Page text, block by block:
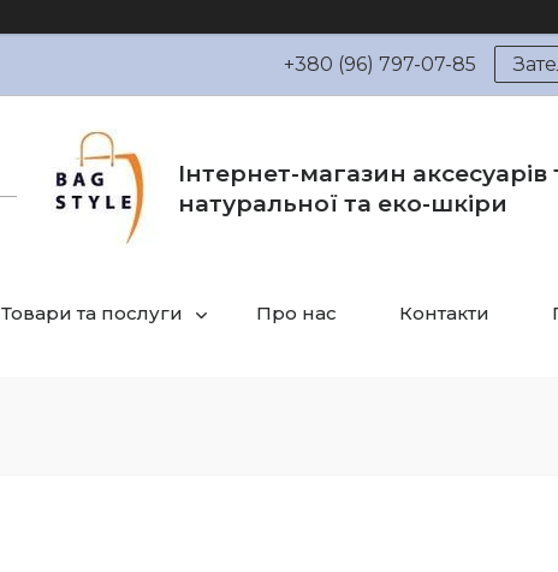
+380 (96) 797-07-85
Інтернет-магазин аксесуарів
натуральної та еко-шкіри
Товари та послуги Про нас Контакти